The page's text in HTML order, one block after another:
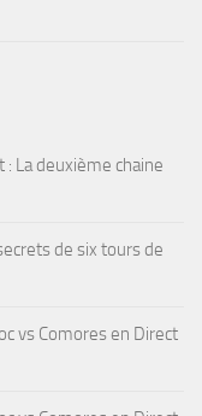
: La deuxième chaine
de six tours de
vs Comores en Direct